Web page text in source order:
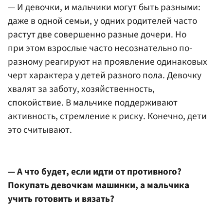
— И девочки, и мальчики могут быть разными:
даже в одной семьи, у одних родителей часто
растут две совершенно разные дочери. Но
при этом взрослые часто несознательно по-
разному реагируют на проявление одинаковых
черт характера у детей разного пола. Девочку
хвалят за заботу, хозяйственность,
спокойствие. В мальчике поддерживают
активность, стремление к риску. Конечно, дети
это считывают.
— А что будет, если идти от противного?
Покупать девочкам машинки, а мальчика
учить готовить и вязать?